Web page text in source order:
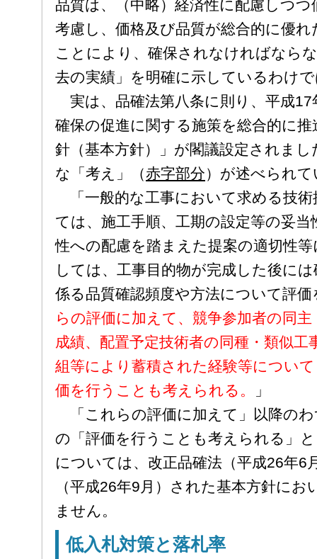
品質は、（中略）経済性に配慮しつ
考慮し、価格及び品質が総合的に優
ことにより、確保されなければなら
去の実績」を明確に示しているわけ
実は、品確法第八条に則り、平成17
確保の促進に関する施策を総合的に
針（基本方針）」が閣議設定されま
な「考え」（赤字部分）が述べられ
「一般的な工事において求める技術
ては、施工手順、工期の設定等の妥
性への配慮を踏まえた提案の適切性
しては、工事目的物が完成した後に
係る品質確認頻度や方法について評
らの評価に加えて、競争参加者の同
成績、配置予定技術者の同種・類似工
組等により蓄積された経験等につい
価を行うことも考えられる。
」
「これらの評価に加えて」以降の
の「評価を行うことも考えられる」
については、改正品確法（平成26年6
（平成26年9月）された基本方針に
ません。
低入札対策と落札率